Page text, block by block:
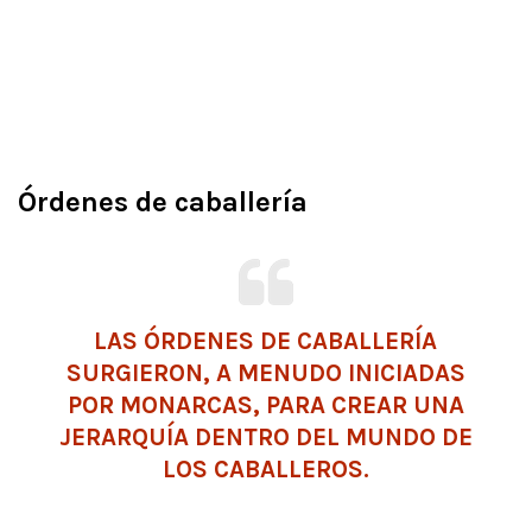
Órdenes de caballería
LAS ÓRDENES DE CABALLERÍA
SURGIERON, A MENUDO INICIADAS
POR MONARCAS, PARA CREAR UNA
JERARQUÍA DENTRO DEL MUNDO DE
LOS CABALLEROS.